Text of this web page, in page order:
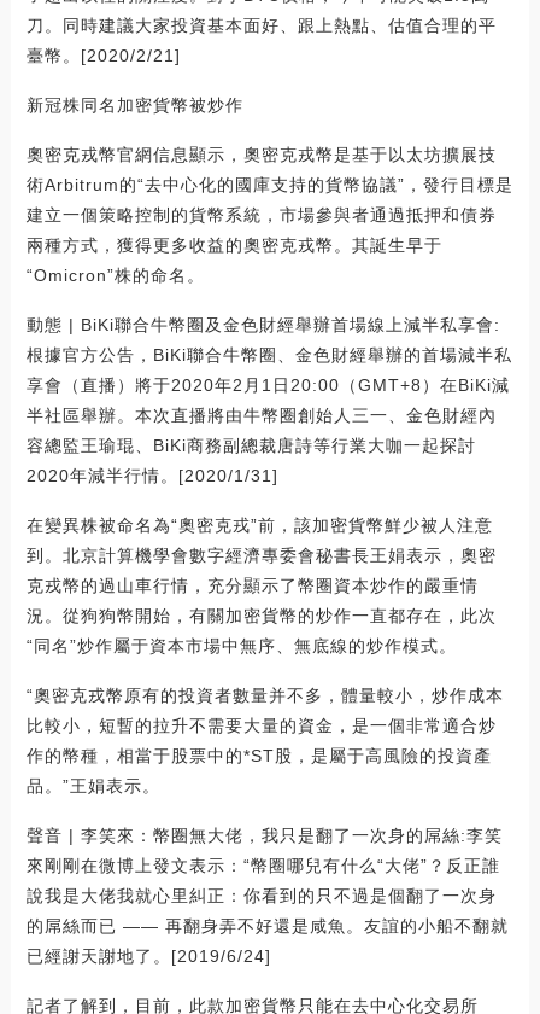
刀。同時建議大家投資基本面好、跟上熱點、估值合理的平
臺幣。[2020/2/21]
新冠株同名加密貨幣被炒作
奧密克戎幣官網信息顯示，奧密克戎幣是基于以太坊擴展技
術Arbitrum的“去中心化的國庫支持的貨幣協議”，發行目標是
建立一個策略控制的貨幣系統，市場參與者通過抵押和債券
兩種方式，獲得更多收益的奧密克戎幣。其誕生早于
“Omicron”株的命名。
動態 | BiKi聯合牛幣圈及金色財經舉辦首場線上減半私享會:
根據官方公告，BiKi聯合牛幣圈、金色財經舉辦的首場減半私
享會（直播）將于2020年2月1日20:00（GMT+8）在BiKi減
半社區舉辦。本次直播將由牛幣圈創始人三一、金色財經內
容總監王瑜琨、BiKi商務副總裁唐詩等行業大咖一起探討
2020年減半行情。[2020/1/31]
在變異株被命名為“奧密克戎”前，該加密貨幣鮮少被人注意
到。北京計算機學會數字經濟專委會秘書長王娟表示，奧密
克戎幣的過山車行情，充分顯示了幣圈資本炒作的嚴重情
況。從狗狗幣開始，有關加密貨幣的炒作一直都存在，此次
“同名”炒作屬于資本市場中無序、無底線的炒作模式。
“奧密克戎幣原有的投資者數量并不多，體量較小，炒作成本
比較小，短暫的拉升不需要大量的資金，是一個非常適合炒
作的幣種，相當于股票中的*ST股，是屬于高風險的投資產
品。”王娟表示。
聲音 | 李笑來：幣圈無大佬，我只是翻了一次身的屌絲:李笑
來剛剛在微博上發文表示：“幣圈哪兒有什么“大佬”？反正誰
說我是大佬我就心里糾正：你看到的只不過是個翻了一次身
的屌絲而已 —— 再翻身弄不好還是咸魚。友誼的小船不翻就
已經謝天謝地了。[2019/6/24]
記者了解到，目前，此款加密貨幣只能在去中心化交易所